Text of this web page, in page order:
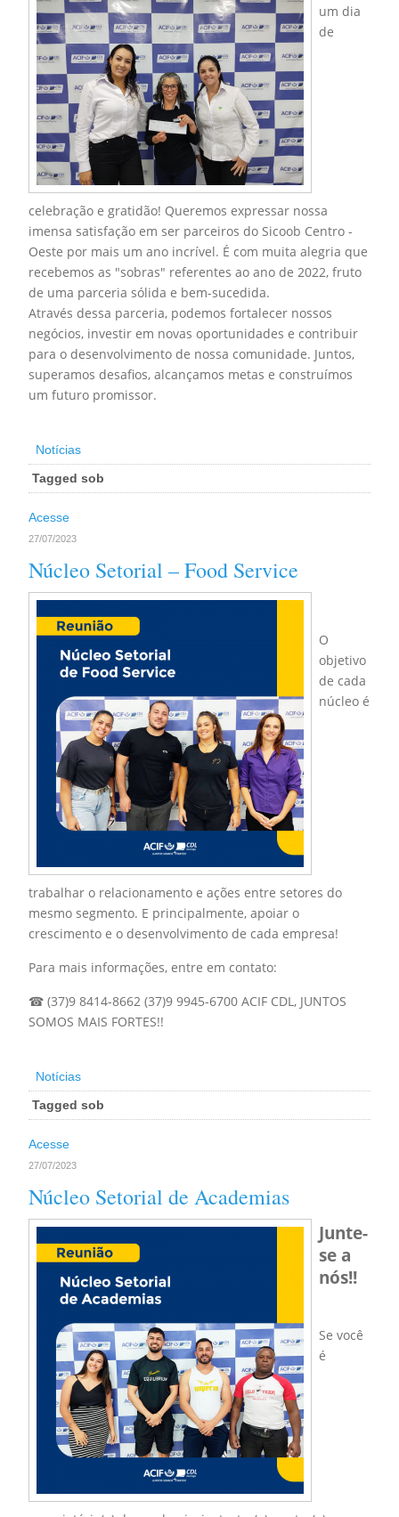
um dia
de
celebração e gratidão! Queremos expressar nossa
imensa satisfação em ser parceiros do Sicoob Centro -
Oeste por mais um ano incrível. É com muita alegria que
recebemos as "sobras" referentes ao ano de 2022, fruto
de uma parceria sólida e bem-sucedida.
Através dessa parceria, podemos fortalecer nossos
negócios, investir em novas oportunidades e contribuir
para o desenvolvimento de nossa comunidade. Juntos,
superamos desafios, alcançamos metas e construímos
um futuro promissor.
Notícias
Tagged sob
Acesse
27/07/2023
Núcleo Setorial – Food Service
O
objetivo
de cada
núcleo é
trabalhar o relacionamento e ações entre setores do
mesmo segmento. E principalmente, apoiar o
crescimento e o desenvolvimento de cada empresa!
Para mais informações, entre em contato:
☎ (37)9 8414-8662 (37)9 9945-6700 ACIF CDL, JUNTOS
SOMOS MAIS FORTES!!
Notícias
Tagged sob
Acesse
27/07/2023
Núcleo Setorial de Academias
Junte-
se a
nós!!
Se você
é